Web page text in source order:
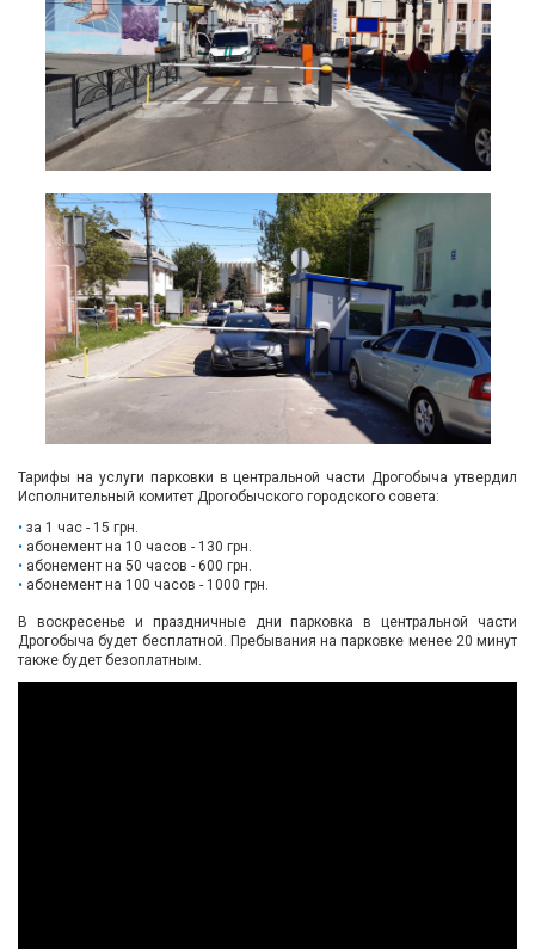
Тарифы на услуги парковки в центральной части Дрогобыча утвердил
Исполнительный комитет Дрогобычского городского совета:
за 1 час - 15 грн.
абонемент на 10 часов - 130 грн.
абонемент на 50 часов - 600 грн.
абонемент на 100 часов - 1000 грн.
В воскресенье и праздничные дни парковка в центральной части
Дрогобыча будет бесплатной. Пребывания на парковке менее 20 минут
также будет безоплатным.